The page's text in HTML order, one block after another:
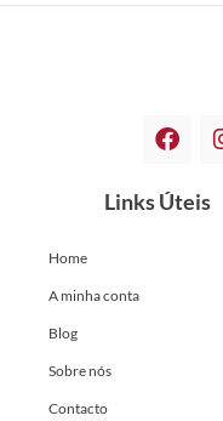
Links Úteis
Home
A minha conta
Blog
Sobre nós
Contacto